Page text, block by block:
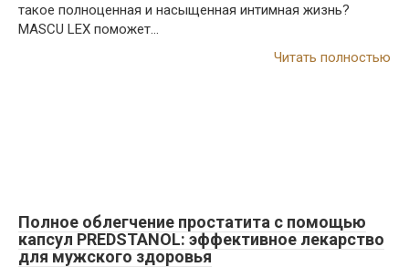
такое полноценная и насыщенная интимная жизнь?
MASCU LEX поможет…
Читать полностью
Полное облегчение простатита с помощью
капсул PREDSTANOL: эффективное лекарство
для мужского здоровья